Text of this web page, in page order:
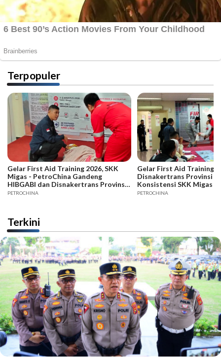
Terpopuler
Gelar First Aid Training 2026, SKK
Migas - PetroChina Gandeng
HIBGABI dan Disnakertrans Provinsi
Jambi
PETROCHINA
Gelar First Aid Training
Disnakertrans Provinsi
Konsistensi SKK Migas -
PETROCHINA
Terkini